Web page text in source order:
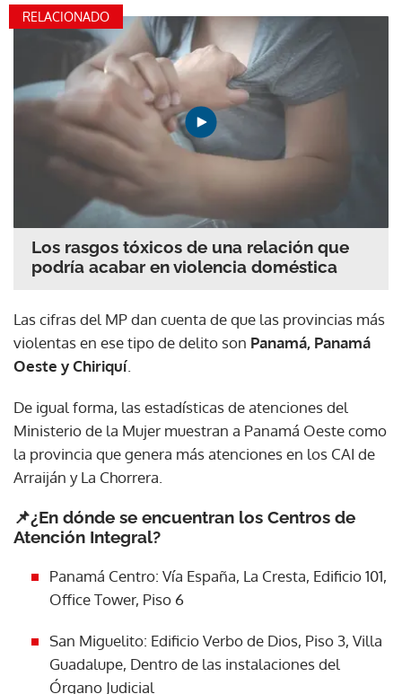
Gracias por suscribirte a nuestro boletín.
RELACIONADO
Los rasgos tóxicos de una relación que
podría acabar en violencia doméstica
Las cifras del MP dan cuenta de que las provincias más
violentas en ese tipo de delito son Panamá, Panamá
Oeste y Chiriquí
De igual forma, las estadísticas de atenciones del
Ministerio de la Mujer muestran a Panamá Oeste como
la provincia que genera más atenciones en los CAI de
Arraiján y La Chorrera.
📌¿En dónde se encuentran los Centros de
Atención Integral?
Panamá Centro: Vía España, La Cresta, Edificio 101,
Office Tower, Piso 6
San Miguelito: Edificio Verbo de Dios, Piso 3, Villa
Guadalupe, Dentro de las instalaciones del
Órgano Judicial